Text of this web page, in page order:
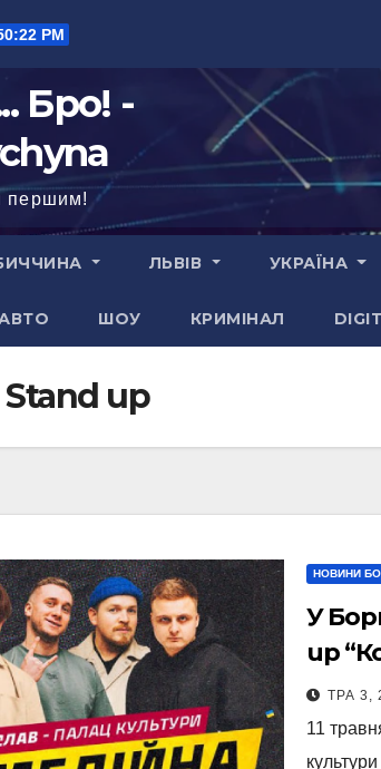
PM
Бро! -
першим!
ЛЬВІВ УКРАЇНА
ШОУ КРИМІНАЛ
Stand up
НОВИНИ
У
up
ТРА 3,
11